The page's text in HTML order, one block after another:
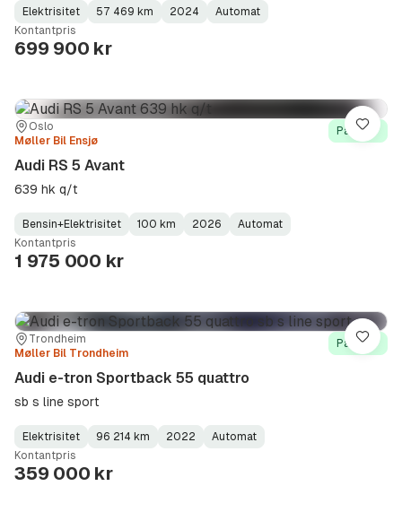
Fuel
Type:
Elektrisitet
Kilometerstand:
57 469 km
Model
Year:
2024
Gearbox
Type:
Automat
Kontantpris
699 900 kr
Sted:
Oslo
Forhandler:
Møller Bil Ensjø
På lager
Audi RS 5 Avant
639 hk q/t
Fuel
Type:
Bensin+Elektrisitet
Kilometerstand: 100 km
Model
Year:
2026
Gearbox
Type:
Automat
Kontantpris
1 975 000 kr
Lagre
Sted:Trondheim
Forhandler:
Møller Bil Trondheim
På lager
Audi e-tron Sportback 55 quattro
sb s line sport
Fuel
Type:
Elektrisitet
Kilometerstand:
96 214 km
Model
Year:
2022
Gearbox
Type:
Automat
Kontantpris
359 000 kr
Lagre